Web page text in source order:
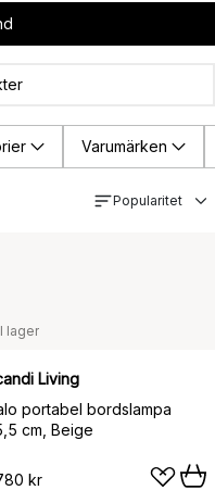
Varumärken
Popularitet
I lager
Living
portabel bordslampa
cm, Beige
kr